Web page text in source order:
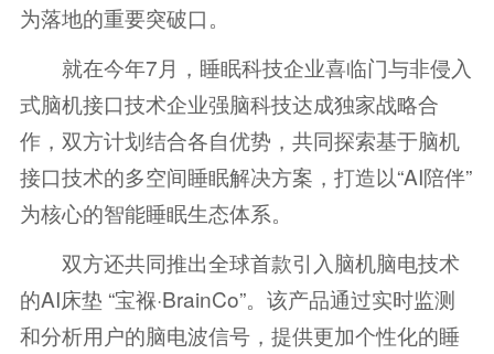
为落地的重要突破口。
就在今年7月，睡眠科技企业喜临门与非侵入
式脑机接口技术企业强脑科技达成独家战略合
作，双方计划结合各自优势，共同探索基于脑机
接口技术的多空间睡眠解决方案，打造以“AI陪伴”
为核心的智能睡眠生态体系。
双方还共同推出全球首款引入脑机脑电技术
的AI床垫 “宝褓·BrainCo”。该产品通过实时监测
和分析用户的脑电波信号，提供更加个性化的睡